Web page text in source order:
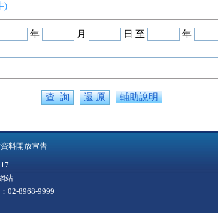
)
年 月 日 至 年
輔助說明
料開放宣告
站
02-8968-9999